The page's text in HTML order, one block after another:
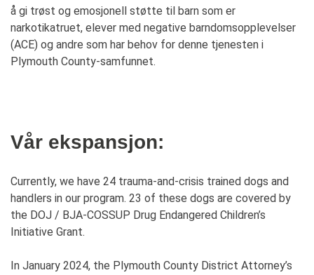
å gi trøst og emosjonell støtte til barn som er
narkotikatruet, elever med negative barndomsopplevelser
(ACE) og andre som har behov for denne tjenesten i
Plymouth County-samfunnet.
Vår ekspansjon:
Currently, we have 24 trauma-and-crisis trained dogs and
handlers in our program. 23 of these dogs are covered by
the DOJ / BJA-COSSUP Drug Endangered Children’s
Initiative Grant.
In January 2024, the Plymouth County District Attorney’s